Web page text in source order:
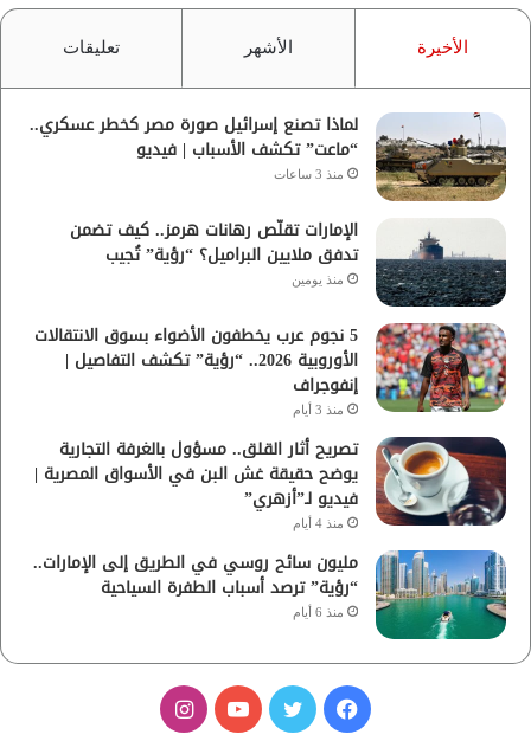
الأخيرة الأشهر تعليقات
لماذا تصنع إسرائيل صورة مصر كخطر عسكري..
“ماعت” تكشف الأسباب | فيديو
منذ 3 ساعات
الإمارات تقلّص رهانات هرمز.. كيف تضمن
تدفق ملايين البراميل؟ “رؤية” تُجيب
منذ يومين
5 نجوم عرب يخطفون الأضواء بسوق الانتقالات
الأوروبية 2026.. “رؤية” تكشف التفاصيل |
إنفوجراف
منذ 3 أيام
تصريح أثار القلق.. مسؤول بالغرفة التجارية
يوضح حقيقة غش البن في الأسواق المصرية |
فيديو لـ”أزهري”
منذ 4 أيام
مليون سائح روسي في الطريق إلى الإمارات..
“رؤية” ترصد أسباب الطفرة السياحية
منذ 6 أيام